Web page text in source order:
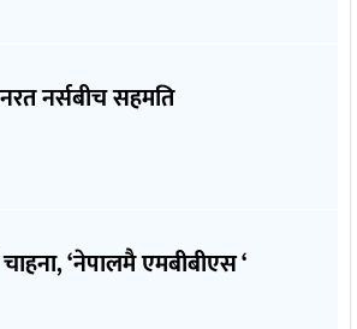
नर्सबीच सहमति
चाहना, ‘नेपालमै एमबीबीएस ‘